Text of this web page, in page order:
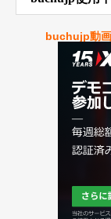
buchujp動画